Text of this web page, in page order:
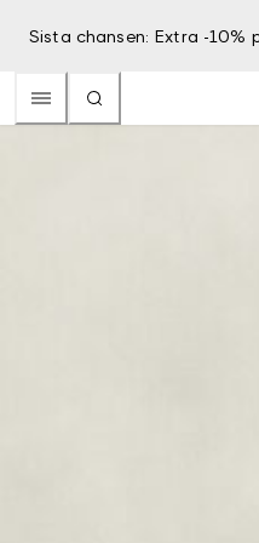
Sista chansen: Extra -10%